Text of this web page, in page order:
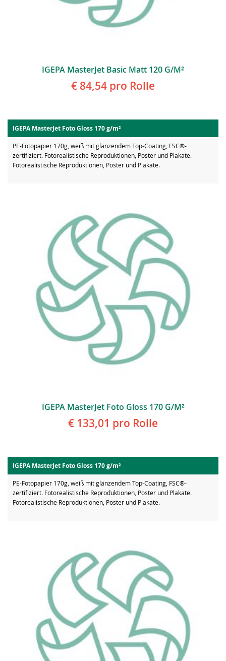
IGEPA MasterJet Basic Matt 120 G/m²
€ 84,54 pro Rolle
IGEPA MasterJet Foto Gloss 170 g/m²
PE-Fotopapier 170g, weiß mit glänzendem Top-Coating, FSC®-
zertifiziert. Fotorealistische Reproduktionen, Poster und Plakate.
Fotorealistische Reproduktionen, Poster und Plakate.
IGEPA MasterJet Foto Gloss 170 G/m²
€ 133,01 pro Rolle
IGEPA MasterJet Foto Gloss 170 g/m²
PE-Fotopapier 170g, weiß mit glänzendem Top-Coating, FSC®-
zertifiziert. Fotorealistische Reproduktionen, Poster und Plakate.
Fotorealistische Reproduktionen, Poster und Plakate.